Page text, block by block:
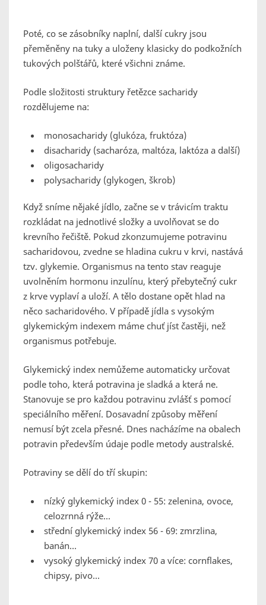
Poté, co se zásobníky naplní, další cukry jsou
přeměněny na tuky a uloženy klasicky do podkožních
tukových polštářů, které všichni známe.
Podle složitosti struktury řetězce sacharidy
rozdělujeme na:
monosacharidy (glukóza, fruktóza)
disacharidy (sacharóza, maltóza, laktóza a další)
oligosacharidy
polysacharidy (glykogen, škrob)
Když sníme nějaké jídlo, začne se v trávicím traktu
rozkládat na jednotlivé složky a uvolňovat se do
krevního řečiště. Pokud zkonzumujeme potravinu
sacharidovou, zvedne se hladina cukru v krvi, nastává
tzv. glykemie. Organismus na tento stav reaguje
uvolněním hormonu inzulínu, který přebytečný cukr
z krve vyplaví a uloží. A tělo dostane opět hlad na
něco sacharidového. V případě jídla s vysokým
glykemickým indexem máme chuť jíst častěji, než
organismus potřebuje.
Glykemický index nemůžeme automaticky určovat
podle toho, která potravina je sladká a která ne.
Stanovuje se pro každou potravinu zvlášť s pomocí
speciálního měření. Dosavadní způsoby měření
nemusí být zcela přesné. Dnes nacházíme na obalech
potravin především údaje podle metody australské.
Potraviny se dělí do tří skupin:
nízký glykemický index 0 - 55: zelenina, ovoce,
celozrnná rýže...
střední glykemický index 56 - 69: zmrzlina,
banán...
vysoký glykemický index 70 a více: cornflakes,
chipsy, pivo...